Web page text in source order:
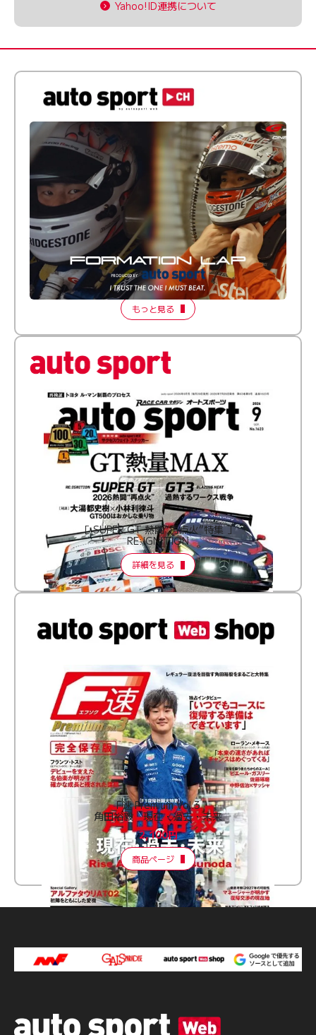
Yahoo!ID連携について
倒す相手を、信じてる。小林利徠斗 × 野村勇斗
【FORMATION LAP Produced by auto sport】
2026 Episode 2
もっと見る
［ SUPER GT 熱闘“再点火”特集 ］
RE:IGNITION
詳細を見る
F速 Premium Vol.3
角田裕毅 現在・過去・未来
2,100円
商品ページ